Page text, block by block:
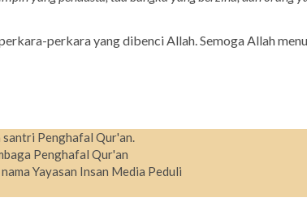
perkara yang dibenci Allah. Semoga Allah
santri Penghafal Qur'an.
Penghafal Qur'an
Yayasan Insan Media Peduli